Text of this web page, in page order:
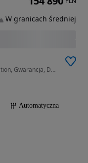
2487 cm3 • 218 KM • 300h Hybrid Busins Edition, Gwarancja, DOSTAWA, FV23%
Automatyczna
W granicach średniej